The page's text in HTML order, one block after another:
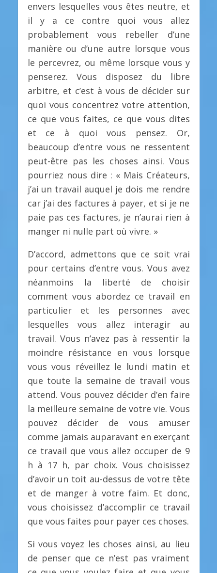
envers lesquelles vous êtes neutre, et
il y a ce contre quoi vous allez
probablement vous rebeller d’une
manière ou d’une autre lorsque vous
le percevrez, ou même lorsque vous y
penserez. Vous disposez du libre
arbitre, et c’est à vous de décider sur
quoi vous concentrez votre attention,
ce que vous faites, ce que vous dites
et ce à quoi vous pensez. Or,
beaucoup d’entre vous ne ressentent
peut-être pas les choses ainsi. Vous
pourriez nous dire : « Mais Créateurs,
j’ai un travail auquel je dois me rendre
car j’ai des factures à payer, et si je ne
paie pas ces factures, je n’aurai rien à
manger ni nulle part où vivre. »
D’accord, admettons que ce soit vrai
pour certains d’entre vous. Vous avez
néanmoins la liberté de choisir
comment vous abordez ce travail en
particulier et les personnes avec
lesquelles vous allez interagir au
travail. Vous n’avez pas à ressentir la
moindre résistance en vous lorsque
vous vous réveillez le lundi matin et
que toute la semaine de travail vous
attend. Vous pouvez décider d’en faire
la meilleure semaine de votre vie. Vous
pouvez décider de vous amuser
comme jamais auparavant en exerçant
ce travail que vous allez occuper de 9
h à 17 h, par choix. Vous choisissez
d’avoir un toit au-dessus de votre tête
et de manger à votre faim. Et donc,
vous choisissez d’accomplir ce travail
que vous faites pour payer ces choses.
Si vous voyez les choses ainsi, au lieu
de penser que ce n’est pas vraiment